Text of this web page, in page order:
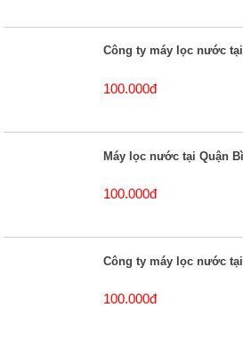
Công ty máy lọc nước
100.000đ
Máy lọc nước tại Quận
100.000đ
Công ty máy lọc nước tại
100.000đ